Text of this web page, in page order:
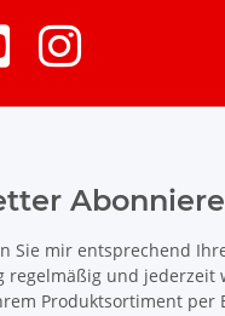
Sie mir entsprechend
regelmäßig und jederzeit
Produktsortiment per